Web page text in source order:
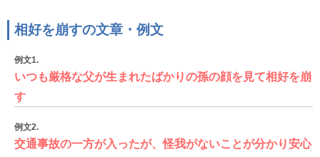
相好を崩すの文章・例文
例文1.
いつも厳格な父が生まれたばかりの孫の顔を見て相好を崩
す
例文2.
交通事故の一方が入ったが、怪我がないことが分かり安心